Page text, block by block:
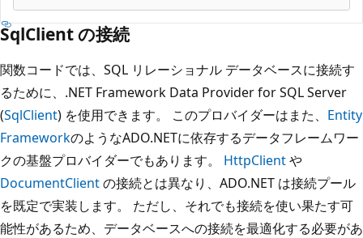
SqlClient の接続
関数コードでは、SQL リレーショナル データベースに接続す
るために、.NET Framework Data Provider for SQL Server
(SqlClient) を使用できます。 このプロバイダーはまた、 Entity
FrameworkのようなADO.NETに依存するデータフレームワー
クの基盤プロバイダーでもあります。 HttpClientや
DocumentClientの接続とは異なり、ADO.NET は接続プール
を既定で実装します。 ただし、それでも接続を使い果たす可
能性があるため、データベースへの接続を最適化する必要があ